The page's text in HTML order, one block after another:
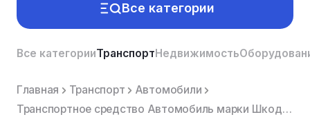
Все категории
Все категорииТранспортНедвижимость
Главная Транспорт
Автомобили
Транспортное средство Автомобиль марки Шкода модель Рапид, VIN XW8AC2NH0KK117580, 2019 г.в. Автомоби...